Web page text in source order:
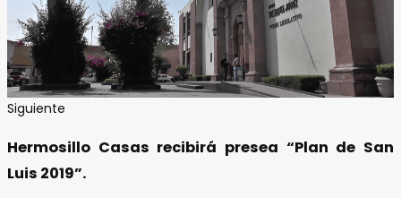
Siguiente
Hermosillo Casas recibirá presea “Plan de San
Luis 2019”.